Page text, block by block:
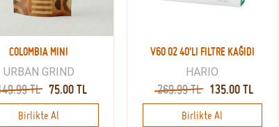
COLOMBIA MINI
URBAN GRIND
TL 75.00 TL
Birlikte Al
V60 02 40'LI FILTRE KAĞIDI
HARIO
269.99 TL 135.00 TL
Birlikte Al